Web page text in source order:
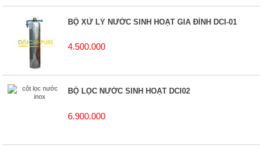
BỘ XỬ LÝ NƯỚC SINH HOẠT GIA ĐÌNH DCI-01
4.500.000
BỘ LỌC NƯỚC SINH HOẠT DCI02
6.900.000